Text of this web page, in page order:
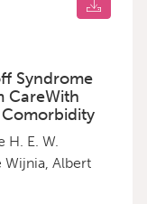
Syndrome
CareWith
H. E. W.
Wijnia, Albert